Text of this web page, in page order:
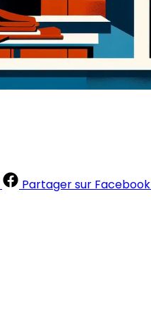
Partager sur Facebook